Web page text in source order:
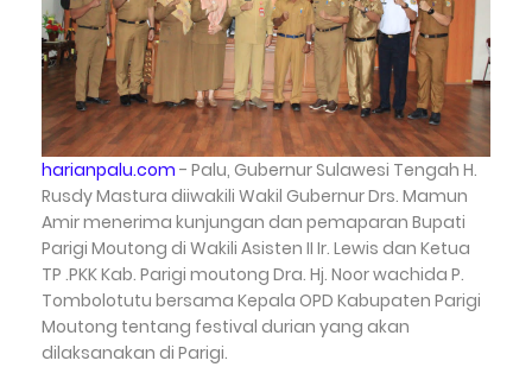
harianpalu.com - Palu, Gubernur Sulawesi Tengah H.
Rusdy Mastura diiwakili Wakil Gubernur Drs. Mamun
Amir menerima kunjungan dan pemaparan Bupati
Parigi Moutong di Wakili Asisten II Ir. Lewis dan Ketua
TP .PKK Kab. Parigi moutong Dra. Hj. Noor wachida P.
Tombolotutu bersama Kepala OPD Kabupaten Parigi
Moutong tentang festival durian yang akan
dilaksanakan di Parigi.